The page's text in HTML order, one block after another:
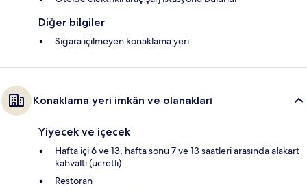
Diğer bilgiler
Sigara içilmeyen konaklama yeri
Konaklama yeri imkân ve olanakları
Yiyecek ve içecek
Hafta içi 6 ve 13, hafta sonu 7 ve 13 saatleri arasında alakart
kahvaltı (ücretli)
Restoran